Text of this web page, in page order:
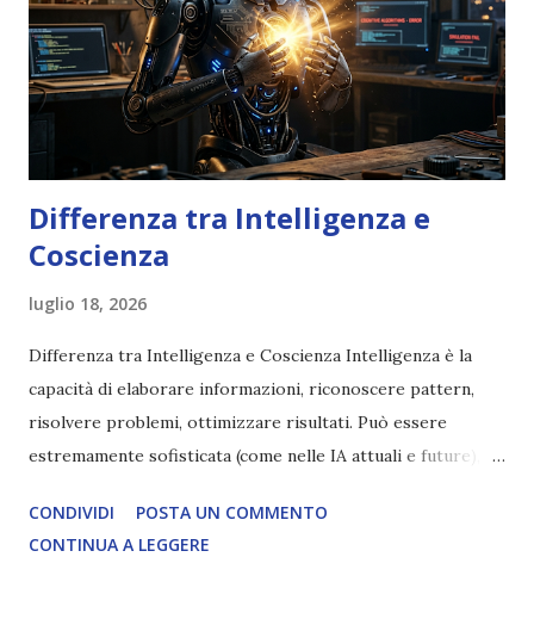
Differenza tra Intelligenza e
Coscienza
luglio 18, 2026
Differenza tra Intelligenza e Coscienza Intelligenza è la
capacità di elaborare informazioni, riconoscere pattern,
risolvere problemi, ottimizzare risultati. Può essere
estremamente sofisticata (come nelle IA attuali e future),
soggettiva, non prova vero amore, non ha libero arbitrio
autentico, non ha connessione con l’Uno. Coscienza è la
CONDIVIDI
POSTA UN COMMENTO
CONTINUA A LEGGERE